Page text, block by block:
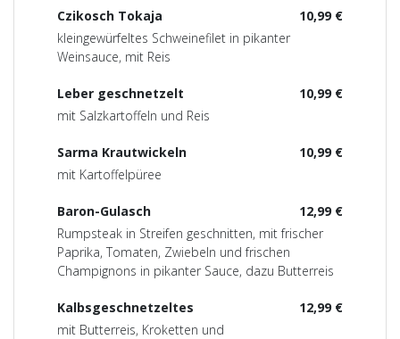
10,99 €
Czikosch Tokaja
kleingewürfeltes Schweinefilet in pikanter
Weinsauce, mit Reis
10,99 €
Leber geschnetzelt
mit Salzkartoffeln und Reis
10,99 €
Sarma Krautwickeln
mit Kartoffelpüree
12,99 €
Baron-Gulasch
Rumpsteak in Streifen geschnitten, mit frischer
Paprika, Tomaten, Zwiebeln und frischen
Champignons in pikanter Sauce, dazu Butterreis
12,99 €
Kalbsgeschnetzeltes
mit Butterreis, Kroketten und